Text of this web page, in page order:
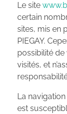
Le site
certain
sites, mis en
PIEGAY.
possibilité de
visités, et
La
est